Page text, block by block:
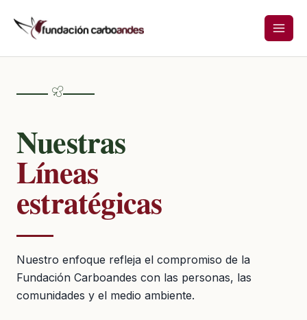
Nuestras
Líneas
estratégicas
Nuestro enfoque refleja el compromiso de la
Fundación Carboandes con las personas, las
comunidades y el medio ambiente.